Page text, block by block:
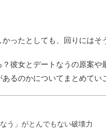
ったとしても、回りにはそ
彼女とデートなうの原案
るのかについてまとめてい
う」がとんでもない破壊力